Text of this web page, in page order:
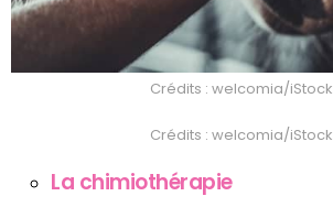
Crédits : welcomia/iStock
Crédits : welcomia/iStock
La chimiothérapie